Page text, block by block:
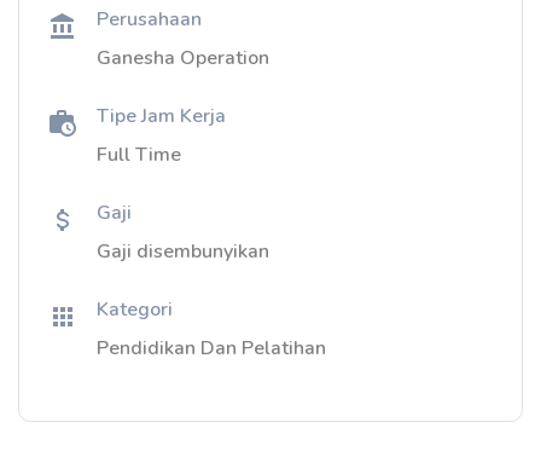
Perusahaan
Ganesha Operation
Tipe Jam Kerja
Full Time
Gaji
Gaji disembunyikan
Kategori
Pendidikan Dan Pelatihan